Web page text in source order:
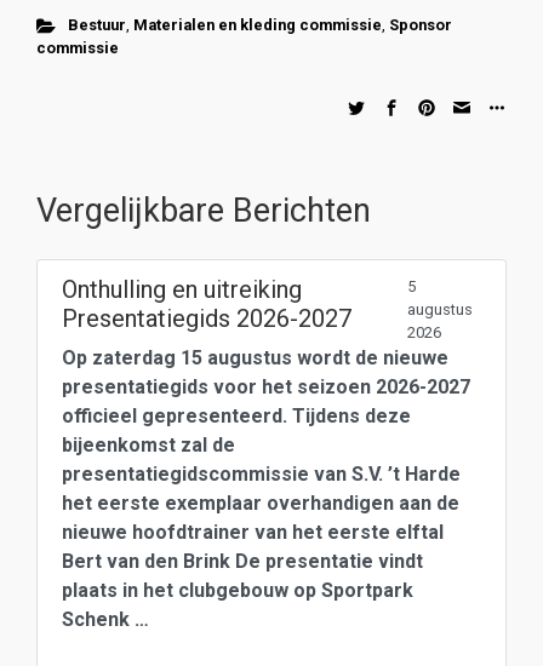
Bestuur, Materialen en kleding commissie, Sponsor
commissie
Vergelijkbare Berichten
Onthulling en uitreiking
Presentatiegids 2026-2027
5
augustus
2026
Op zaterdag 15 augustus wordt de nieuwe
presentatiegids voor het seizoen 2026-2027
officieel gepresenteerd. Tijdens deze
bijeenkomst zal de
presentatiegidscommissie van S.V. ’t Harde
het eerste exemplaar overhandigen aan de
nieuwe hoofdtrainer van het eerste elftal
Bert van den Brink De presentatie vindt
plaats in het clubgebouw op Sportpark
Schenk …